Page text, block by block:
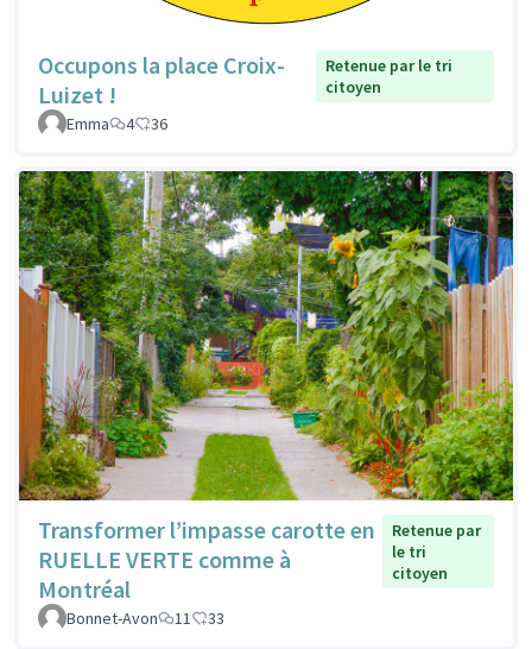
Occupons la place Croix-
Luizet !
Retenue par le tri
citoyen
Emma
4 36
Transformer l’impasse carotte en
RUELLE VERTE comme à
Montréal
Retenue par
le tri
citoyen
Bonnet-Avon 11 33